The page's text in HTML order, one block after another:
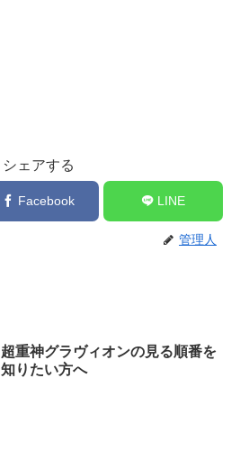
シェアする
Facebook LINE
管理人
超重神グラヴィオンの見る順番を
知りたい方へ